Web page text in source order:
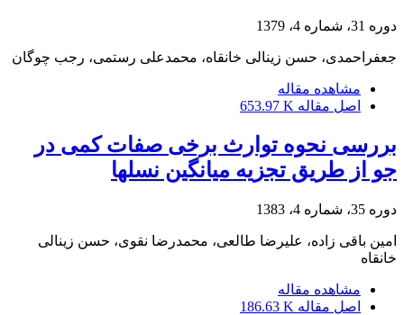
دوره 31، شماره 4، 1379
جعفراحمدی، حسن زینالی خانقاه، محمدعلی رستمی، رجب چوگان
مشاهده مقاله
اصل مقاله 653.97 K
بررسی نحوه توارث برخی صفات کمی در
جو از طریق تجزیه میانگین نسلها
دوره 35، شماره 4، 1383
امین باقی زاده، علیرضا طالعی، محمدرضا نقوی، حسن زینالی
خانقاه
مشاهده مقاله
اصل مقاله 186.63 K